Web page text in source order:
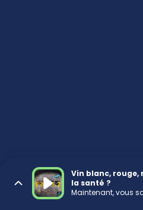
Vin blanc, rouge,
la santé ?
Maintenant, vous